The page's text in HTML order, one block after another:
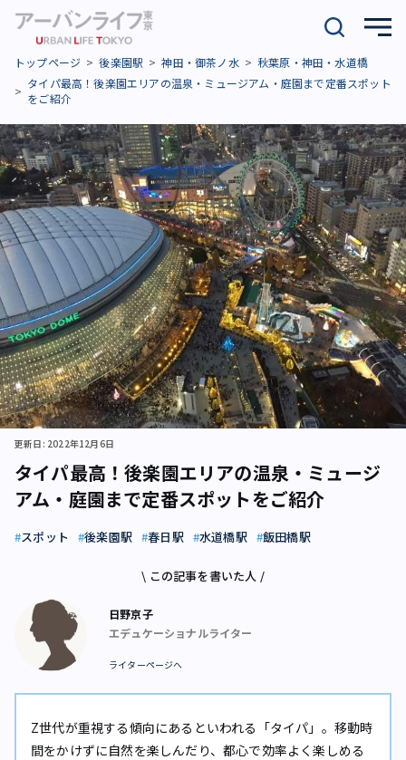
トップページ 後楽園駅 神田・御茶ノ水
秋葉原・神田・水道橋
タイパ最高！後楽園エリアの温泉・ミュージアム・庭園まで定番スポット
をご紹介
タイパ最高！後楽園エリアの温泉・ミュージ
アム・庭園まで定番スポットをご紹介
更新日: 2022年12月6日
スポット 後楽園駅 春日駅 水道橋駅 飯田橋駅
\ この記事を書いた人 /
日野京子
エデュケーショナルライター
ライターページへ
Z世代が重視する傾向にあるといわれる「タイパ」。移動時
間をかけずに自然を楽しんだり、都心で効率よく楽しめる